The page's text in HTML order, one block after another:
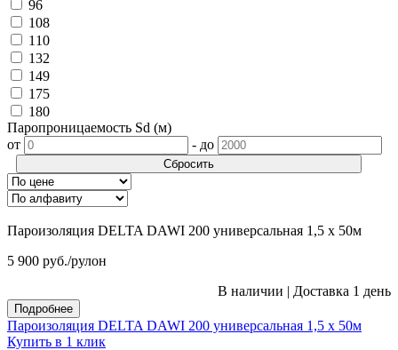
96
108
110
132
149
175
180
Паропроницаемость Sd (м)
от
- до
Сбросить
Пароизоляция DELTA DAWI 200 универсальная 1,5 х 50м
5 900 руб./рулон
В наличии | Доставка 1 день
Подробнее
Пароизоляция DELTA DAWI 200 универсальная 1,5 х 50м
Купить в 1 клик